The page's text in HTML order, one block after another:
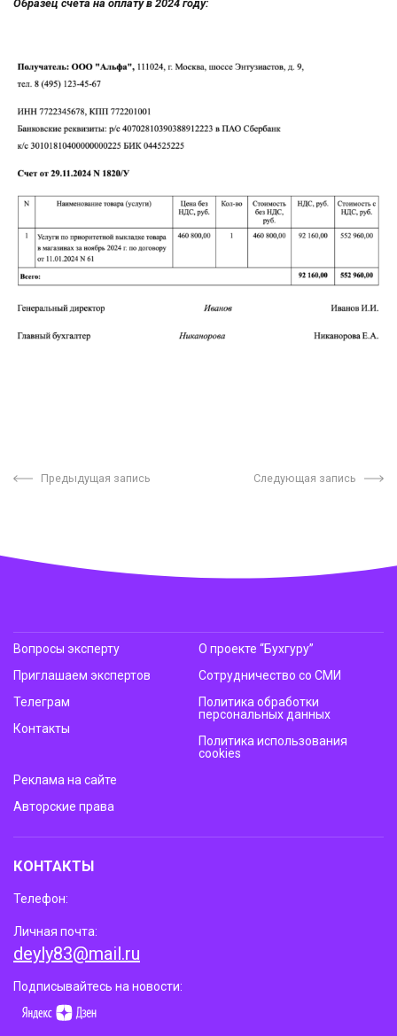
Образец счета на оплату в 2024 году:
Предыдущая запись Следующая запись
Вопросы эксперту
Приглашаем экспертов
Телеграм
Контакты
О проекте “Бухгуру”
Сотрудничество со СМИ
Политика обработки
персональных данных
Политика использования
cookies
Реклама на сайте
Авторские права
КОНТАКТЫ
Телефон:
Личная почта:
deyly83@mail.ru
Подписывайтесь на новости: